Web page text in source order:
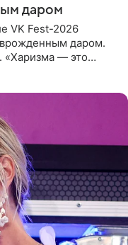
даром
VK Fest-2026
врожденным даром.
«Харизма — это